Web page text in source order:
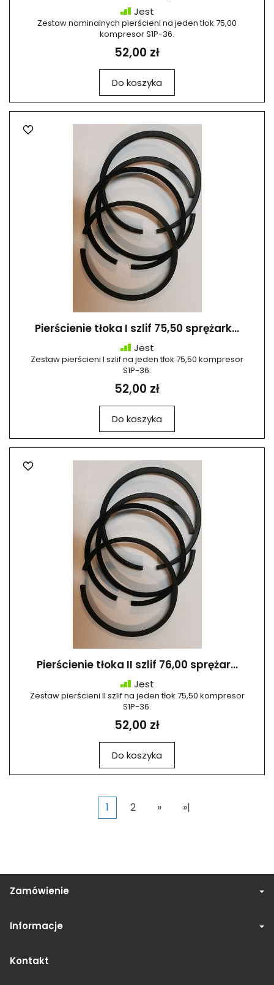
Jest
Zestaw nominalnych pierścieni na jeden tłok 75,00
kompresor S1P-36.
52,00 zł
Do koszyka
Pierścienie tłoka I szlif 75,50 sprężark...
Jest
Zestaw pierścieni I szlif na jeden tłok 75,50 kompresor
S1P-36.
52,00 zł
Do koszyka
Pierścienie tłoka II szlif 76,00 sprężar...
Jest
Zestaw pierścieni II szlif na jeden tłok 75,50 kompresor
S1P-36.
52,00 zł
Do koszyka
1 2 » »|
Zamówienie
Informacje
Kontakt